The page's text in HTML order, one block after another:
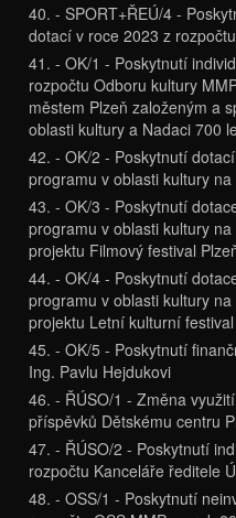
40. - SPORT+ŘEÚ/4 -
dotací v roce 2023 z
41. - OK/1 - Poskytnutí
rozpočtu Odboru kultury
městem Plzeň založeným a
oblasti kultury a Nadaci 700
42. - OK/2 - Poskytnutí
programu v oblasti kultury
43. - OK/3 - Poskytnutí
programu v oblasti kultury
projektu Filmový festival
44. - OK/4 - Poskytnutí
programu v oblasti kultury
projektu Letní kulturní
45. - OK/5 - Poskytnutí
Ing. Pavlu Hejdukovi
46. - ŘÚSO/1 - Změna
příspěvků Dětskému centru
47. - ŘÚSO/2 - Poskytnutí
rozpočtu Kanceláře ředitele
48. - OSS/1 - Poskytnutí